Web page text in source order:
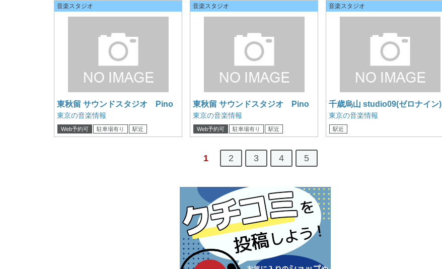
音楽スタジオ
東秋留 サウンドスタジオ Pino
A studio
東京の音楽情報
Web予約可 駐車場有り 駅近
音楽スタジオ
東秋留 サウンドスタジオ Pino
B studio
東京の音楽情報
Web予約可 駐車場有り 駅近
音楽スタジオ
千歳烏山 studio09(ゼロナイン)
Bst
東京の音楽情報
駅近
1 2 3 4 5